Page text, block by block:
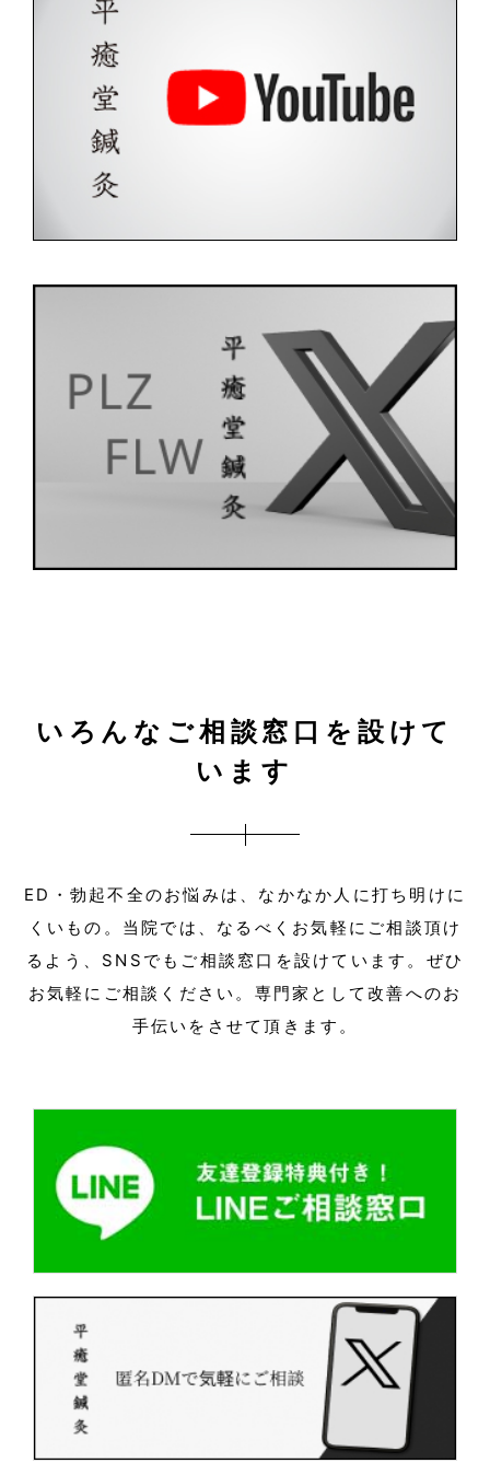
いろんなご相談窓口を設けて
います
ED・勃起不全のお悩みは、なかなか人に打ち明けに
くいもの。 当院では、なるべくお気軽にご相談頂け
るよう、SNSでもご相談窓口を設けています。 ぜひ
お気軽にご相談ください。 専門家として改善へのお
手伝いをさせて頂きます。